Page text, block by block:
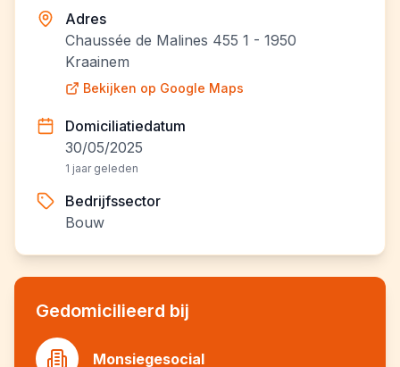
Adres
Chaussée de Malines 455 1 - 1950
Kraainem
Bekijken op Google Maps
Domiciliatiedatum
30/05/2025
1 jaar geleden
Bedrijfssector
Bouw
Gedomicilieerd bij
Monsiegesocial